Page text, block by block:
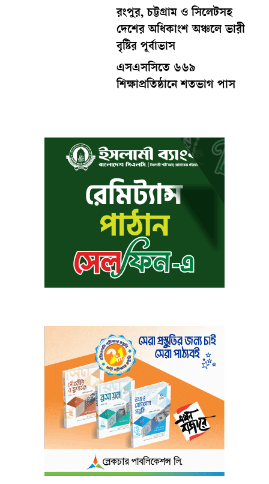
রংপুর, চট্টগ্রাম ও সিলেটসহ
দেশের অধিকাংশ অঞ্চলে ভারী
বৃষ্টির পূর্বাভাস
এসএসসিতে ৬৬৯
শিক্ষাপ্রতিষ্ঠানে শতভাগ পাস